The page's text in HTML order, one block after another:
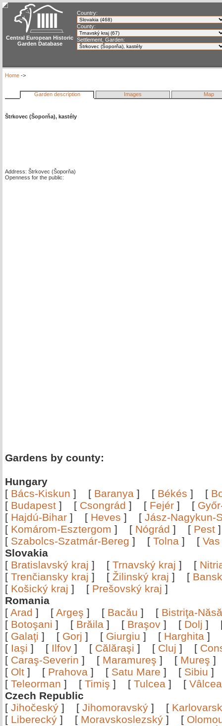
Central European Historic
Garden Database
Country:
County:
Settlement, Garden:
Home ->
Garden description Images Map
Štrkovec (Šoporňa), kastély
Address: Štrkovec (Šoporňa)
Openness for the public:
Gardens by county:
Hungary
[ Bács-Kiskun ] [ Baranya ] [ Békés ] [
[ Budapest ] [ Csongrád ] [ Fejér ] [
[ Hajdú-Bihar ] [ Heves ] [ Jász-Nagykun-
[ Komárom-Esztergom ] [ Nógrád ] [ Pest
[ Szabolcs-Szatmár-Bereg ] [ Tolna ] [ Vas
Slovakia
[ Bratislavský kraj ] [ Trnavský kraj ] [
[ Trenčiansky kraj ] [ Žilinský kraj ] [
[ Košický kraj ] [ Prešovský kraj ]
Romania
[ Arad ] [ Argeş ] [ Bacău ] [ Bistriţa-
[ Botoşani ] [ Brăila ] [ Braşov ] [ Dolj ]
[ Galaţi ] [ Gorj ] [ Giurgiu ] [ Harghita ]
[ Iaşi ] [ Ilfov ] [ Călăraşi ] [ Cluj ] [
[ Caraş-Severin ] [ Maramureş ] [ Mureş
[ Olt ] [ Prahova ] [ Satu Mare ] [ Sibiu
[ Teleorman ] [ Timiş ] [ Tulcea ] [
Czech Republic
[ Jihočeský ] [ Jihomoravský ] [
[ Liberecký ] [ Moravskoslezský ] [